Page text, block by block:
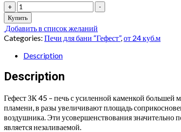
+
Комплект
Гефест
ЗК
45(М)
Президент
1160/60
quantity
-
Купить
Добавить в список желаний
Categories: Печи для бани “Гефест”, от 24 куб.м
Description
Description
Гефест ЗК 45 – печь с усиленной каменкой большей
пламени, в разы увеличивают площадь
воздушника. Эти усовершенствования
является незаливаемой.